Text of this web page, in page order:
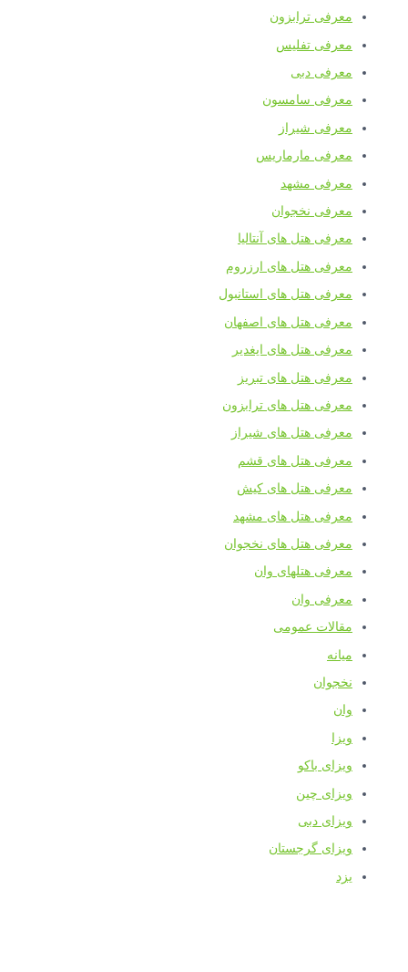
معرفی ترابزون
معرفی تفلیس
معرفی دبی
معرفی سامسون
معرفی شیراز
معرفی مارماریس
معرفی مشهد
معرفی نخجوان
معرفی هتل های آنتالیا
معرفی هتل های ارزروم
معرفی هتل های استانبول
معرفی هتل های اصفهان
معرفی هتل های ایغدیر
معرفی هتل های تبریز
معرفی هتل های ترابزون
معرفی هتل های شیراز
معرفی هتل های قشم
معرفی هتل های کیش
معرفی هتل های مشهد
معرفی هتل های نخجوان
معرفی هتلهای وان
معرفی وان
مقالات عمومی
میانه
نخجوان
وان
ویزا
ویزای باکو
ویزای چین
ویزای دبی
ویزای گرجستان
یزد